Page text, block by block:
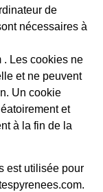
de
nécessaires à
. Les cookies ne
et ne peuvent
Un cookie
et
à la fin de la
est utilisée pour